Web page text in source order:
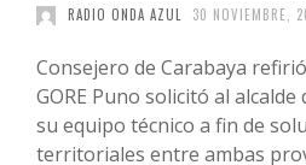
RADIO ONDA AZUL 30 NOVIEMBRE,
Consejero de Carabaya
GORE Puno solicitó al
su equipo técnico a fin de
territoriales entre ambas